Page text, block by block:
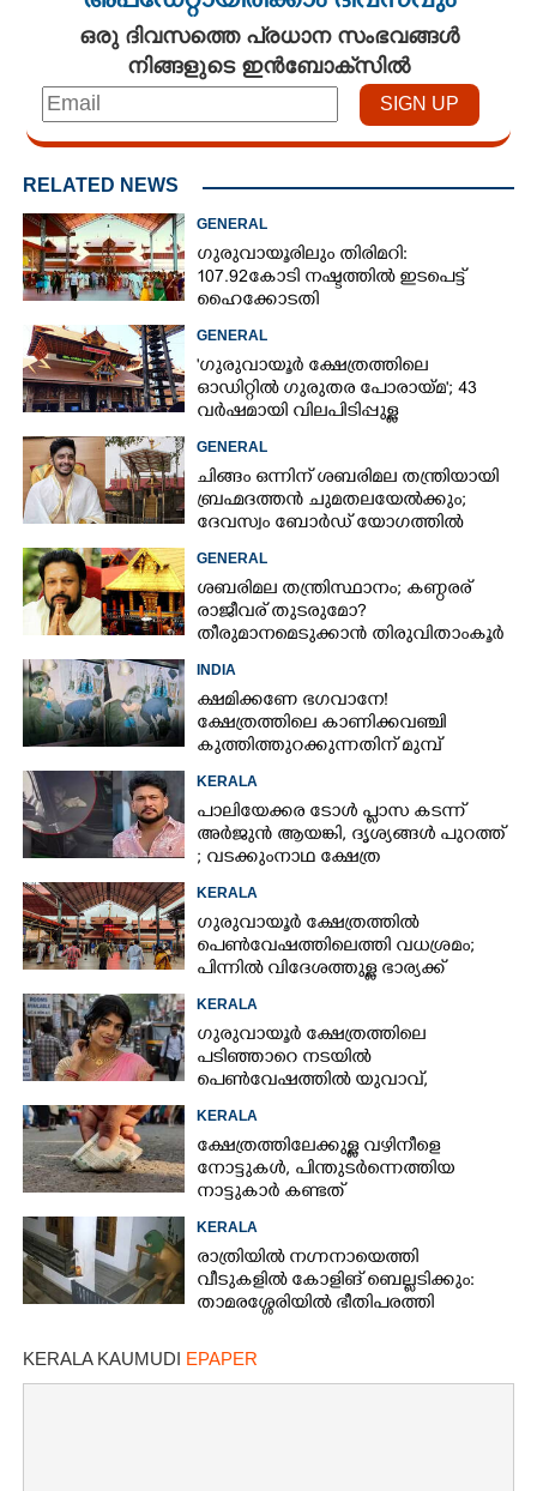
ഒരു ദിവസത്തെ പ്രധാന സംഭവങ്ങൾ
നിങ്ങളുടെ ഇൻബോക്സിൽ
RELATED NEWS
GENERAL
ഗുരുവായൂരിലും തിരിമറി:
107.92 കോടി നഷ്ടത്തിൽ ഇടപെട്ട്
ഹൈക്കോടതി
GENERAL
'ഗുരുവായൂർ ക്ഷേത്രത്തിലെ
ഓഡിറ്റിൽ ഗുരുതര പോരായ്മ'; 43
വർഷമായി വിലപിടിപ്പുള്ള
നടത്തിയിട്ടില്ലെന്ന് ഹൈക്കോടതി
GENERAL
ചിങ്ങം ഒന്നിന് ശബരിമല തന്ത്രിയായി
ബ്രഹ്മദത്തൻ ചുമതലയേൽക്കും;
ദേവസ്വം ബോർഡ് യോഗത്തിൽ
GENERAL
ശബരിമല തന്ത്രിസ്ഥാനം; കണ്ഠരര്
രാജീവര് തുടരുമോ?
തീരുമാനമെടുക്കാൻ തിരുവിതാംകൂർ
INDIA
ക്ഷമിക്കണേ ഭഗവാനേ!
ക്ഷേത്രത്തിലെ കാണിക്കവഞ്ചി
കുത്തിത്തുറക്കുന്നതിന് മുമ്പ്
KERALA
പാലിയേക്കര ടോൾ പ്ലാസ കടന്ന്
അർജുൻ ആയങ്കി,​ ദൃശ്യങ്ങൾ പുറത്ത്
; വടക്കുംനാഥ ക്ഷേത്ര
പോസ്റ്റ്
KERALA
ഗുരുവായൂർ ക്ഷേത്രത്തിൽ
പെൺവേഷത്തിലെത്തി വധശ്രമം;
പിന്നിൽ വിദേശത്തുള്ള ഭാര്യക്ക്
KERALA
ഗുരുവായൂർ ക്ഷേത്രത്തിലെ
പടിഞ്ഞാറെ നടയിൽ
പെൺവേഷത്തിൽ യുവാവ്,​
തെളിഞ്ഞത് വൻഗൂഢാലോചന
KERALA
ക്ഷേത്രത്തിലേക്കുള്ള വഴിനീളെ
നോട്ടുകൾ,​ പിന്തുടർന്നെത്തിയ
നാട്ടുകാർ കണ്ടത്
KERALA
രാത്രിയിൽ നഗ്നനായെത്തി
വീടുകളിൽ കോളിങ് ബെല്ലടിക്കും:
താമരശ്ശേരിയിൽ ഭീതിപരത്തി
KERALA KAUMUDI EPAPER